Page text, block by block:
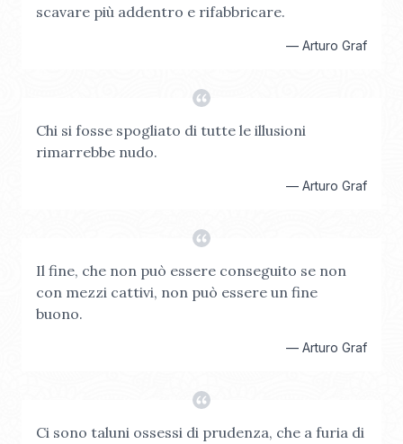
scavare più addentro e rifabbricare.
— Arturo Graf
Chi si fosse spogliato di tutte le illusioni
rimarrebbe nudo.
— Arturo Graf
Il fine, che non può essere conseguito se non
con mezzi cattivi, non può essere un fine
buono.
— Arturo Graf
Ci sono taluni ossessi di prudenza, che a furia di